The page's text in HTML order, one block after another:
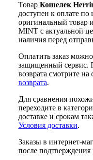
Товар Кошелек
доступен к оплате по
оригинальный товар
MINT с актуальной
наличия перед
Оплатить заказ
защищенный сервис.
возврата смотрите на
возврата.
Для сравнения
переходите в
доставке и срокам
Условия доставки.
Заказы в интернет-
после